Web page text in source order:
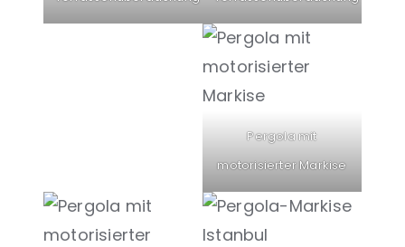
Pergola mit
motorisierter Markise